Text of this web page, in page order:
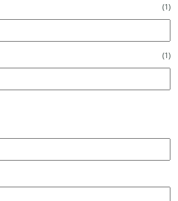
(1)
(1)